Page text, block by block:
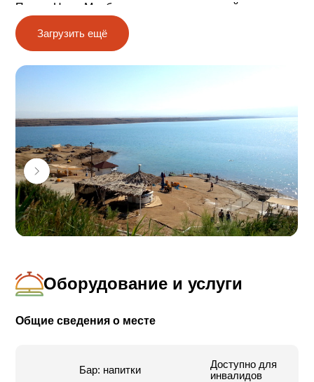
Пляж «Неве-Мидбар» ‒ это превосходный участок
побережья, изобилие целебной грязи, богатой
минеральными веществами, плавательные бассейны
и просторные лужайки. Здесь есть потрясающий
берег моря.
коммерческих выступлений в дневное и вечернее
время, для отдыха компаниями и для проведения
торжеств.
Помимо бассейнов и большого ресторана с видом на
море на пляже есть просторный бар, комфортные
раздевалки и другие удобства для гостей.
Загрузить ещё
Оборудование и услуги
Общие сведения о месте
Бар: напитки
Доступно для
инвалидов